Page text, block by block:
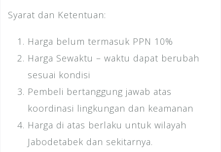
Syarat dan Ketentuan:
Harga belum termasuk PPN 10%
Harga Sewaktu – waktu dapat berubah
sesuai kondisi
Pembeli bertanggung jawab atas
koordinasi lingkungan dan keamanan
Harga di atas berlaku untuk wilayah
Jabodetabek dan sekitarnya.